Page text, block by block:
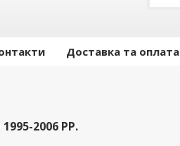
Доставка та оплата
1995-2006 РР.